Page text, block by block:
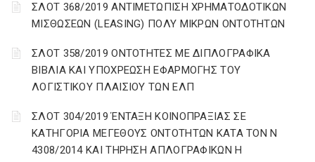
ΣΛΟΤ 368/2019 ΑΝΤΙΜΕΤΩΠΙΣΗ ΧΡΗΜΑΤΟΔΟΤΙΚΩΝ
ΜΙΣΘΩΣΕΩΝ (LEASING) ΠΟΛΥ ΜΙΚΡΩΝ ΟΝΤΟΤΗΤΩΝ
ΣΛΟΤ 358/2019 ΟΝΤΟΤΗΤΕΣ ΜΕ ΔΙΠΛΟΓΡΑΦΙΚΑ
ΒΙΒΛΙΑ ΚΑΙ ΥΠΟΧΡΕΩΣΗ ΕΦΑΡΜΟΓΗΣ ΤΟΥ
ΛΟΓΙΣΤΙΚΟΥ ΠΛΑΙΣΙΟΥ ΤΩΝ ΕΛΠ
ΣΛΟΤ 304/2019 ΈΝΤΑΞΗ ΚΟΙΝΟΠΡΑΞΙΑΣ ΣΕ
ΚΑΤΗΓΟΡΙΑ ΜΕΓΕΘΟΥΣ ΟΝΤΟΤΗΤΩΝ ΚΑΤΑ ΤΟΝ Ν
4308/2014 ΚΑΙ ΤΗΡΗΣΗ ΑΠΛΟΓΡΑΦΙΚΩΝ Η